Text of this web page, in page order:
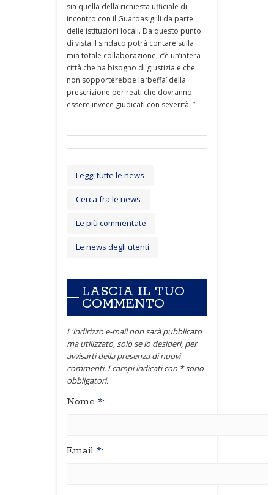
sia quella della richiesta ufficiale di
incontro con il Guardasigilli da parte
delle istituzioni locali. Da questo punto
di vista il sindaco potrà contare sulla
mia totale collaborazione, c’è un’intera
città che ha bisogno di giustizia e che
non sopporterebbe la ‘beffa’ della
prescrizione per reati che dovranno
essere invece giudicati con severità. ”.
Leggi tutte le news
Cerca fra le news
Le più commentate
Le news degli utenti
LASCIA IL TUO
COMMENTO
L'indirizzo e-mail non sarà pubblicato
ma utilizzato, solo se lo desideri, per
avvisarti della presenza di nuovi
commenti. I campi indicati con * sono
obbligatori.
Nome *:
Email *: